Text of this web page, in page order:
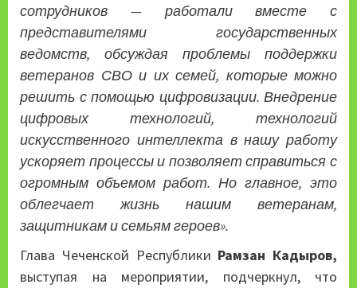
сотрудников — работали вместе с
представителями государственных
ведомств, обсуждая проблемы поддержки
ветеранов СВО и их семей, которые можно
решить с помощью цифровизации. Внедрение
цифровых технологий, технологий
искусственного интеллекта в нашу работу
ускоряет процессы и позволяет справиться с
огромным объемом работ. Но главное, это
облегчает жизнь нашим ветеранам,
защитникам и семьям героев».
Глава Чеченской Республики Рамзан Кадыров,
выступая на мероприятии, подчеркнул, что